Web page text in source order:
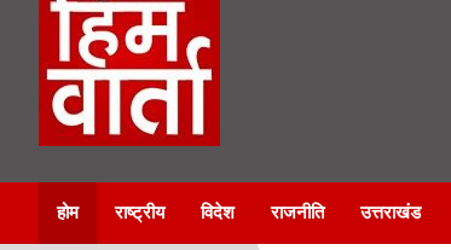
Him Varta
होम राष्ट्रीय विदेश राजनीति उत्तराखंड